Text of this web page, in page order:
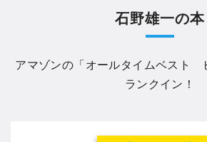
石野雄一の本
アマゾンの「オールタイムベスト
ランクイン！